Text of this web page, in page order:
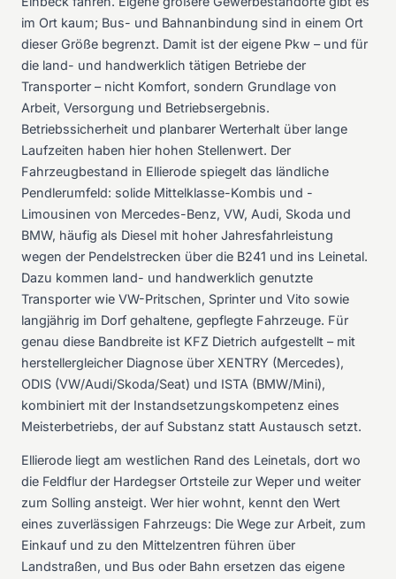
im Ort kaum; Bus- und Bahnanbindung sind in einem Ort
dieser Größe begrenzt. Damit ist der eigene Pkw – und für
die land- und handwerklich tätigen Betriebe der
Transporter – nicht Komfort, sondern Grundlage von
Arbeit, Versorgung und Betriebsergebnis.
Betriebssicherheit und planbarer Werterhalt über lange
Laufzeiten haben hier hohen Stellenwert. Der
Fahrzeugbestand in Ellierode spiegelt das ländliche
Pendlerumfeld: solide Mittelklasse-Kombis und -
Limousinen von Mercedes-Benz, VW, Audi, Skoda und
BMW, häufig als Diesel mit hoher Jahresfahrleistung
wegen der Pendelstrecken über die B241 und ins Leinetal.
Dazu kommen land- und handwerklich genutzte
Transporter wie VW-Pritschen, Sprinter und Vito sowie
langjährig im Dorf gehaltene, gepflegte Fahrzeuge. Für
genau diese Bandbreite ist KFZ Dietrich aufgestellt – mit
herstellergleicher Diagnose über XENTRY (Mercedes),
ODIS (VW/Audi/Skoda/Seat) und ISTA (BMW/Mini),
kombiniert mit der Instandsetzungskompetenz eines
Meisterbetriebs, der auf Substanz statt Austausch setzt.
Ellierode liegt am westlichen Rand des Leinetals, dort wo
die Feldflur der Hardegser Ortsteile zur Weper und weiter
zum Solling ansteigt. Wer hier wohnt, kennt den Wert
eines zuverlässigen Fahrzeugs: Die Wege zur Arbeit, zum
Einkauf und zu den Mittelzentren führen über
Landstraßen, und Bus oder Bahn ersetzen das eigene